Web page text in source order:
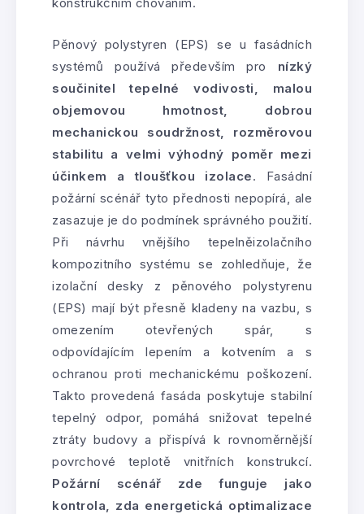
konstrukčním chováním.
Pěnový polystyren (EPS) se u fasádních
systémů používá především pro nízký
součinitel tepelné vodivosti, malou
objemovou hmotnost, dobrou
mechanickou soudržnost, rozměrovou
stabilitu a velmi výhodný poměr mezi
účinkem a tloušťkou izolace. Fasádní
požární scénář tyto přednosti nepopírá, ale
zasazuje je do podmínek správného použití.
Při návrhu vnějšího tepelněizolačního
kompozitního systému se zohledňuje, že
izolační desky z pěnového polystyrenu
(EPS) mají být přesně kladeny na vazbu, s
omezením otevřených spár, s
odpovídajícím lepením a kotvením a s
ochranou proti mechanickému poškození.
Takto provedená fasáda poskytuje stabilní
tepelný odpor, pomáhá snižovat tepelné
ztráty budovy a přispívá k rovnoměrnější
povrchové teplotě vnitřních konstrukcí.
Požární scénář zde funguje jako
kontrola, zda energetická optimalizace